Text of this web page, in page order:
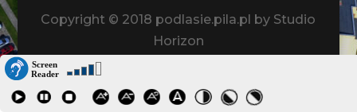
Copyright © 2018 podlasie.pila.pl by Studio
Horizon